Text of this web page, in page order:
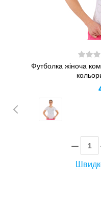
Футболка жіноча